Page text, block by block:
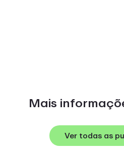
Mais
Ver todas as